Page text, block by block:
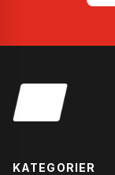
KATEGORIER